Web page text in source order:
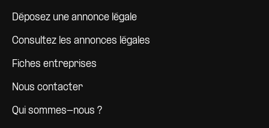
Déposez une annonce légale
Consultez les annonces légales
Fiches entreprises
Nous contacter
Qui sommes-nous ?